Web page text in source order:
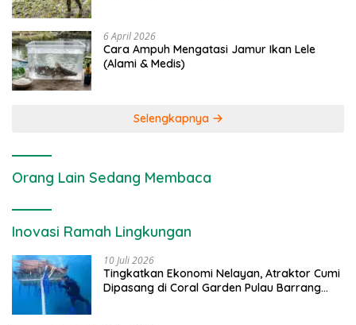
6 April 2026
Cara Ampuh Mengatasi Jamur Ikan Lele
(Alami & Medis)
Selengkapnya
Orang Lain Sedang Membaca
Inovasi Ramah Lingkungan
10 Juli 2026
Tingkatkan Ekonomi Nelayan, Atraktor Cumi
Dipasang di Coral Garden Pulau Barrang